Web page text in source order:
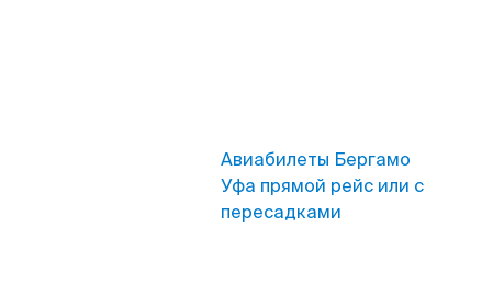
Авиабилеты Бергамо
Уфа прямой рейс или с
пересадками